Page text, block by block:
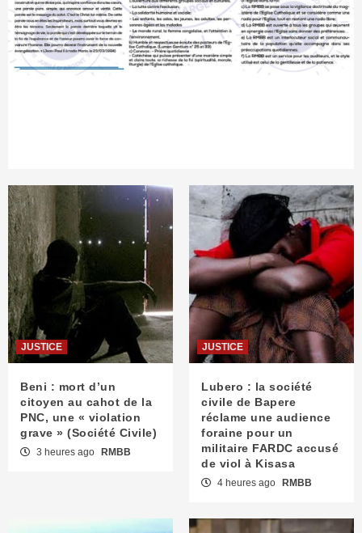
JUSTICE
Beni : mort d’un
citoyen au cahot de la
PNC, une « violation
grave » (Société Civile)
3 heures ago RMBB
JUSTICE
Lubero : la société
civile de Bapere
réclame une audience
foraine pour un
militaire FARDC accusé
de viol à Kisasa
4 heures ago RMBB